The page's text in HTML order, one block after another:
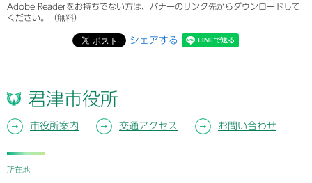
Adobe Readerをお持ちでない方は、バナーのリンク先からダウンロードして
ください。（無料）
シェアする
君津市役所
市役所案内 交通アクセス お問い合わせ
所在地